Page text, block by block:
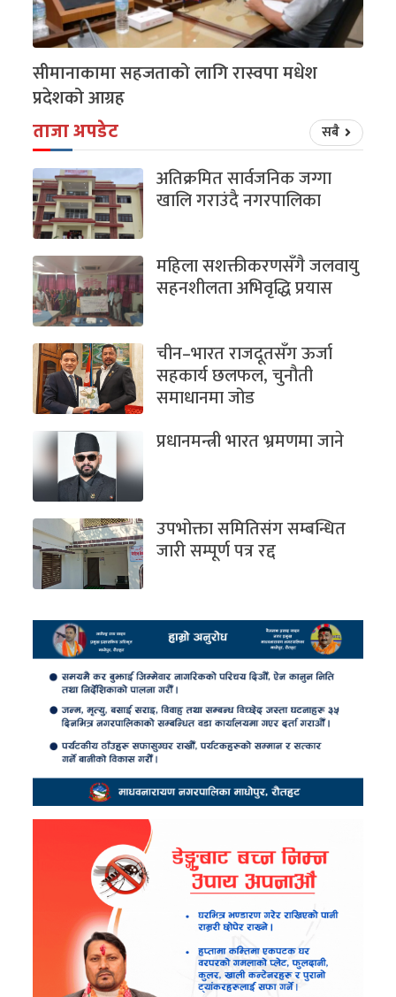
सीमानाकामा सहजताको लागि रास्वपा मधेश
प्रदेशको आग्रह
ताजा अपडेट सबै
अतिक्रमित सार्वजनिक जग्गा
खालि गराउंदै नगरपालिका
महिला सशक्तीकरणसँगै जलवायु
सहनशीलता अभिवृद्धि प्रयास
चीन–भारत राजदूतसँग ऊर्जा
सहकार्य छलफल, चुनौती
समाधानमा जोड
प्रधानमन्त्री भारत भ्रमणमा जाने
उपभोक्ता समितिसंग सम्बन्धित
जारी सम्पूर्ण पत्र रद्द